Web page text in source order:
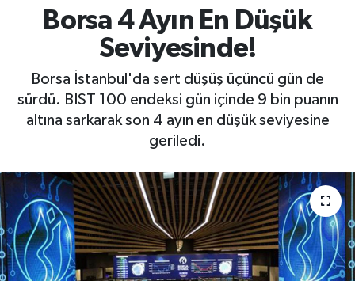
Borsa 4 Ayın En Düşük
Seviyesinde!
Borsa İstanbul'da sert düşüş üçüncü gün de
sürdü. BIST 100 endeksi gün içinde 9 bin puanın
altına sarkarak son 4 ayın en düşük seviyesine
geriledi.
SİYASET
EKONOMİ
MAGAZİN
SAĞLIK
Kahramanmaraş Trafik Yoğunluk Haritası
Süper Lig Puan Durumu ve Fikstür
Tüm Manşetler
Haber Arşivi